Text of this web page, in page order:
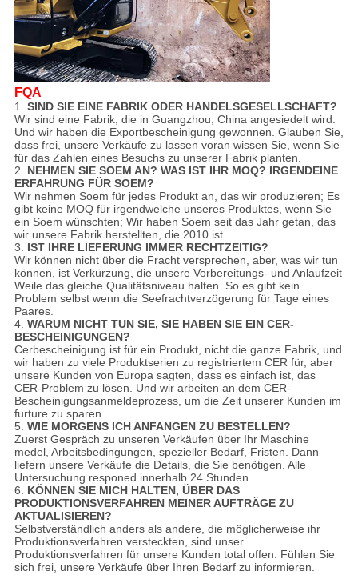
FQA
1. SIND SIE EINE FABRIK ODER HANDELSGESELLSCHAFT?
Wir sind eine Fabrik, die in Guangzhou, China angesiedelt wird.
Und wir haben die Exportbescheinigung gewonnen. Glauben Sie,
dass frei, unsere Verkäufe zu lassen voran wissen Sie, wenn Sie
für das Zahlen eines Besuchs zu unserer Fabrik planten.
2. NEHMEN SIE SOEM AN? WAS IST IHR MOQ? IRGENDEINE
ERFAHRUNG FÜR SOEM?
Wir nehmen Soem für jedes Produkt an, das wir produzieren; Es
gibt keine MOQ für irgendwelche unseres Produktes, wenn Sie
ein Soem wünschten; Wir haben Soem seit das Jahr getan, das
wir unsere Fabrik herstellten, die 2010 ist
3. IST IHRE LIEFERUNG IMMER RECHTZEITIG?
Wir können nicht über die Fracht versprechen, aber, was wir tun
können, ist Verkürzung, die unsere Vorbereitungs- und Anlaufzeit
Weile das gleiche Qualitätsniveau halten. So es gibt kein
Problem selbst wenn die Seefrachtverzögerung für Tage eines
Paares.
4. WARUM NICHT TUN SIE, SIE HABEN SIE EIN CER-
BESCHEINIGUNGEN?
Cerbescheinigung ist für ein Produkt, nicht die ganze Fabrik, und
wir haben zu viele Produktserien zu registriertem CER für, aber
unsere Kunden von Europa sagten, dass es einfach ist, das
CER-Problem zu lösen. Und wir arbeiten an dem CER-
Bescheinigungsanmeldeprozess, um die Zeit unserer Kunden im
furture zu sparen.
5. WIE MORGENS ICH ANFANGEN ZU BESTELLEN?
Zuerst Gespräch zu unseren Verkäufen über Ihr Maschine
medel, Arbeitsbedingungen, spezieller Bedarf, Fristen. Dann
liefern unsere Verkäufe die Details, die Sie benötigen. Alle
Untersuchung responed innerhalb 24 Stunden.
6. KÖNNEN SIE MICH HALTEN, ÜBER DAS
PRODUKTIONSVERFAHREN MEINER AUFTRÄGE ZU
AKTUALISIEREN?
Selbstverständlich anders als andere, die möglicherweise ihr
Produktionsverfahren versteckten, sind unser
Produktionsverfahren für unsere Kunden total offen. Fühlen Sie
sich frei, unsere Verkäufe über Ihren Bedarf zu informieren.